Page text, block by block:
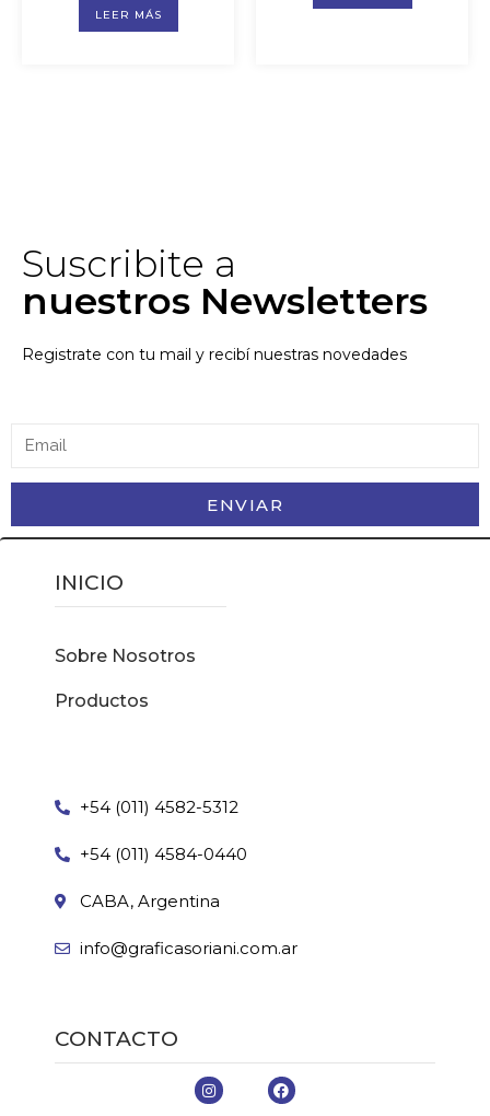
LEER MÁS
Suscribite a
nuestros Newsletters
Registrate con tu mail y recibí nuestras novedades
ENVIAR
INICIO
Sobre Nosotros
Productos
+54 (011) 4582-5312
+54 (011) 4584-0440
CABA, Argentina
info@graficasoriani.com.ar
CONTACTO